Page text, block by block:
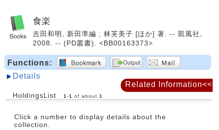
食楽
吉田和明, 新田準編 ; 林芙美子 [ほか] 著. -- 凱風社,
2008. -- (PD叢書). <BB00163373>
Functions:
Details
HoldingsList 1 -1 of about 1
Click a number to display details about the
collection.
Related Information<<